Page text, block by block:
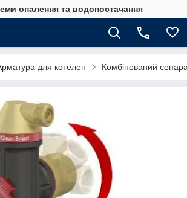
опалення та водопостачання
для котелен Комбінований